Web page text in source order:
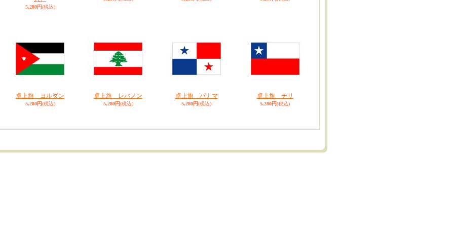
5,280円(税込)
卓上旗 ヨルダン
5,280円(税込)
卓上旗 レバノン
5,280円(税込)
卓上旗 パナマ
5,280円(税込)
卓上旗 チリ
5,280円(税込)